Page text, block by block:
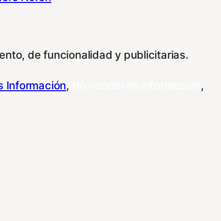
de funcionalidad y publicitarias.
Información,
,